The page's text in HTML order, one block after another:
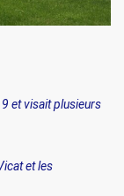
et visait plusieurs
et les